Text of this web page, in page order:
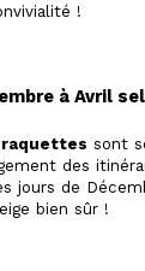
!
à Avril
raquettes sont
des
jours de
bien sûr !